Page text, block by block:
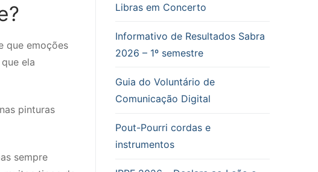
que emoções
ela
pinturas
sempre
Libras em Concerto
Informativo de Resultados Sabra
2026 – 1º semestre
Guia do Voluntário de
Comunicação Digital
Pout-Pourri cordas e
instrumentos